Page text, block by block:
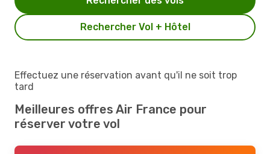
Rechercher Vol + Hôtel
Effectuez une réservation avant qu'il ne soit trop
tard
Meilleures offres Air France pour
réserver votre vol